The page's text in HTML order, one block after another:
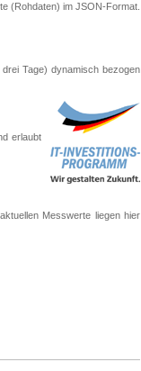
(Rohdaten) im JSON-Format.
Tage) dynamisch bezogen
erlaubt
Messwerte liegen hier